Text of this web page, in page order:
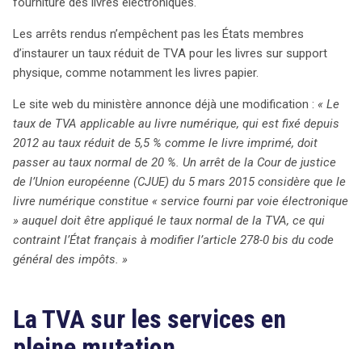
Les arrêts rendus n’empêchent pas les États membres
d’instaurer un taux réduit de TVA pour les livres sur support
physique, comme notamment les livres papier.
Le site web du ministère annonce déjà une modification : « Le
taux de TVA applicable au livre numérique, qui est fixé depuis
2012 au taux réduit de 5,5 % comme le livre imprimé, doit
passer au taux normal de 20 %. Un arrêt de la Cour de justice
de l’Union européenne (CJUE) du 5 mars 2015 considère que le
livre numérique constitue « service fourni par voie électronique
» auquel doit être appliqué le taux normal de la TVA, ce qui
contraint l’État français à modifier l’article 278-0 bis du code
général des impôts. »
La TVA sur les services en